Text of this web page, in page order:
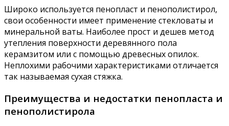
Широко используется пенопласт и пенополистирол,
свои особенности имеет применение стекловаты и
минеральной ваты. Наиболее прост и дешев метод
утепления поверхности деревянного пола
керамзитом или с помощью древесных опилок.
Неплохими рабочими характеристиками отличается
так называемая сухая стяжка.
Преимущества и недостатки пенопласта и
пенополистирола